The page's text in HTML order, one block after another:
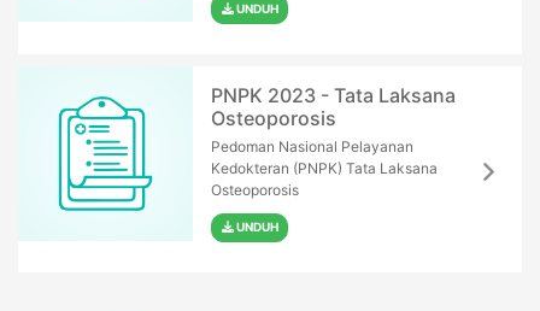
UNDUH
PNPK 2023 - Tata Laksana
Osteoporosis
Pedoman Nasional Pelayanan
Kedokteran (PNPK) Tata Laksana
Osteoporosis
UNDUH